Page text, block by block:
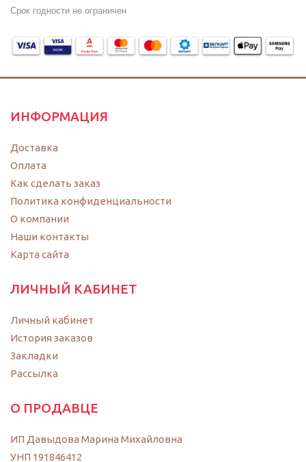
Срок годности не ограничен
ИНФОРМАЦИЯ
Доставка
Оплата
Как сделать заказ
Политика конфиденциальности
O компании
Наши контакты
Карта сайта
ЛИЧНЫЙ КАБИНЕТ
Личный кабинет
История заказов
Закладки
Рассылка
О ПРОДАВЦЕ
ИП Давыдова Марина Михайловна
УНП 191846412